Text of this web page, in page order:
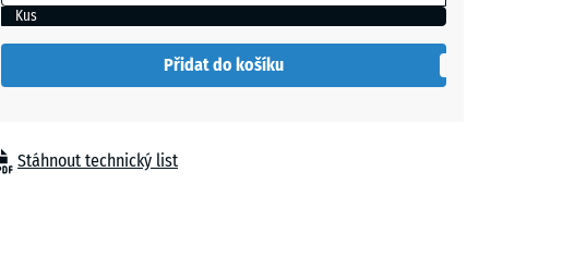
Kus
Přidat do košíku
Stáhnout technický list